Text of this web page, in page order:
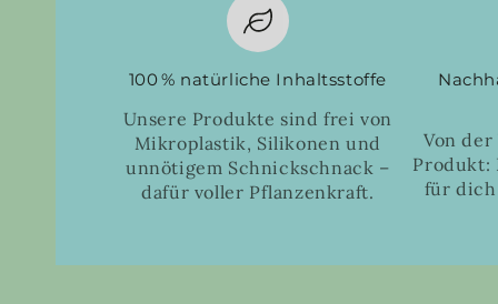
100 % natürliche Inhaltsstoffe
Unsere Produkte sind frei von
Mikroplastik, Silikonen und
unnötigem Schnickschnack –
dafür voller Pflanzenkraft.
Von der
Produkt:
für